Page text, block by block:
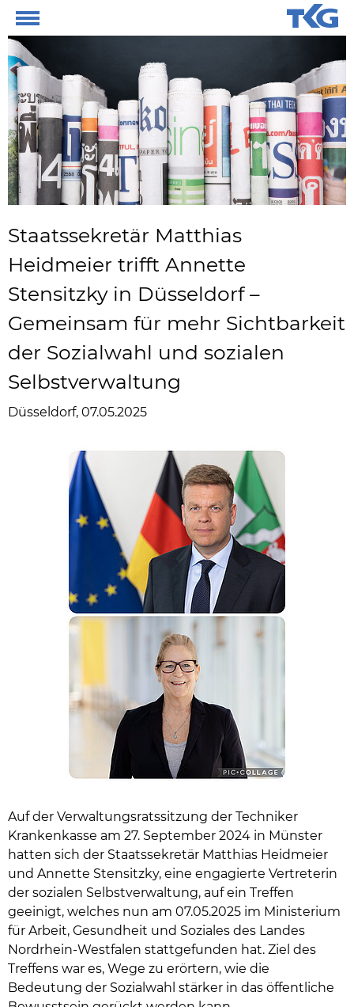
Staatssekretär Matthias
Heidmeier trifft Annette
Stensitzky in Düsseldorf –
Gemeinsam für mehr Sichtbarkeit
der Sozialwahl und sozialen
Selbstverwaltung
Düsseldorf, 07.05.2025
Auf der Verwaltungsratssitzung der Techniker
Krankenkasse am 27. September 2024 in Münster
hatten sich der Staatssekretär Matthias Heidmeier
und Annette Stensitzky, eine engagierte Vertreterin
der sozialen Selbstverwaltung, auf ein Treffen
geeinigt, welches nun am 07.05.2025 im Ministerium
für Arbeit, Gesundheit und Soziales des Landes
Nordrhein-Westfalen stattgefunden hat. Ziel des
Treffens war es, Wege zu erörtern, wie die
Bedeutung der Sozialwahl stärker in das öffentliche